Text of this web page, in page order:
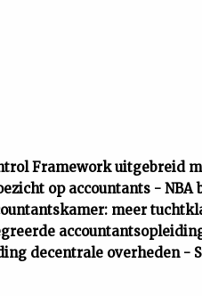
Framework uitgebreid
op accountants - NBA
meer
decentrale overheden -